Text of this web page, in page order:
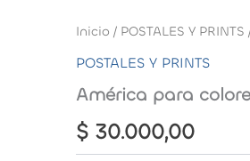
Inicio / POSTALES Y PRINTS
POSTALES Y PRINTS
América para
$ 30.000,00